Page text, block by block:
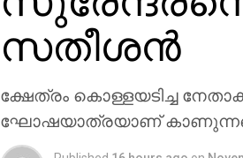
സതീശന്‍
ക്ഷേത്രം കൊള്ളയടിച്ച
ഘോഷയാത്രയാണ്